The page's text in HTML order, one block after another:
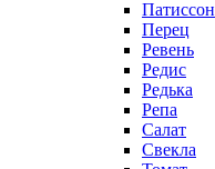
Патиссон
Перец
Ревень
Редис
Редька
Репа
Салат
Свекла